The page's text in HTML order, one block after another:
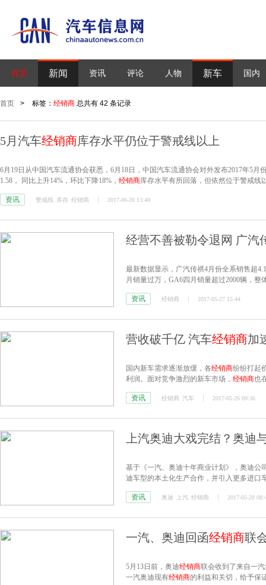
首页 新闻 资讯 评论 人物 新车 国内
首页 > 标签： 经销商 总共有 42 条记录
5月汽车经销商库存水平仍位于警戒线以上
6月19日从中国汽车流通协会获悉，6月18日，中国汽车流通协会对外发布2017年5月
1.58， 同比上升14%，环比下降18%， 经销商库存水平有所回落，但依然位于警戒线
资讯 警戒线 库存 经销商 2017-06-20 13:40
经营不善被勒令退网 广汽
最新数据显示，广汽传祺4月份全系销售超
月销量过万，GA6四月销量超过2000辆，整
资讯 经销商 2017-05-27 15:44
营收破千亿 汽车经销商加
国内新车需求逐渐放缓，各经销商纷纷打起
利润。面对竞争激烈的新车市场， 经销商也
资讯
经销商 汽车 2017-05-26 09:36
上汽奥迪大戏完结？奥迪
基于《一汽、奥迪十年商业计划》，奥迪公
迪车型的本土化生产合作，并引入更多进口
资讯
奥迪 上汽 经销商 2017-05-20
一汽、奥迪回函经销商联
5月13日前，奥迪经销商联会收到了来自一
一汽奥迪现有经销商的利益和关切，给予保